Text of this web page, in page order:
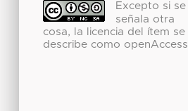
Excepto si se
señala otra
cosa, la licencia del ítem se
describe como openAccess